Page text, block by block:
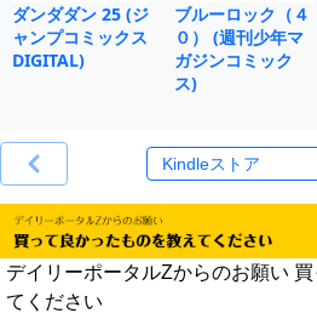
ダンダダン 25 (ジ
ャンプコミックス
DIGITAL)
ブルーロック（４
０） (週刊少年マ
ガジンコミック
ス)
デイリーポータルZからのお願い
てください